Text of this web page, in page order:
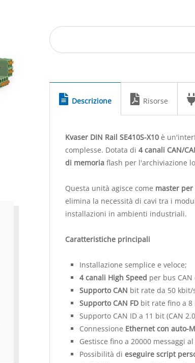
Descrizione
Kvaser DIN Rail SE410S-X10è
complesse. Dotata di 4 canali CAN/
di memoriaflash per l'archiviazione
Questa unità agisce come master
elimina la necessità di cavi tra i
installazioni in ambienti industriali.
Caratteristiche principali
Installazione semplice e veloce;
4 canali High Speed per bus CAN
Supporto CAN bit rate da 50 kbit/
Supporto CAN FDbit rate fino a 8
Supporto CAN ID a 11 bit (CAN
Connessione Ethernet con auto-
Gestisce fino a 20000 messaggi
Possibilità di eseguire script
Risorse